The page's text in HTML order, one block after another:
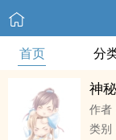
首页 分
神
作者
类别